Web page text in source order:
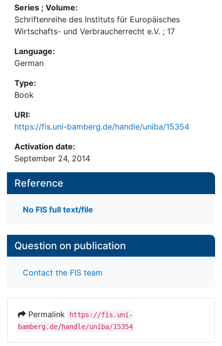
Series ; Volume:
Schriftenreihe des Instituts für Europäisches
Wirtschafts- und Verbraucherrecht e.V. ; 17
Language:
German
Type:
Book
URI:
https://fis.uni-bamberg.de/handle/uniba/15354
Activation date:
September 24, 2014
Reference
No FIS full text/file
Question on publication
Contact the FIS team
Permalink
https://fis.uni-
bamberg.de/handle/uniba/15354